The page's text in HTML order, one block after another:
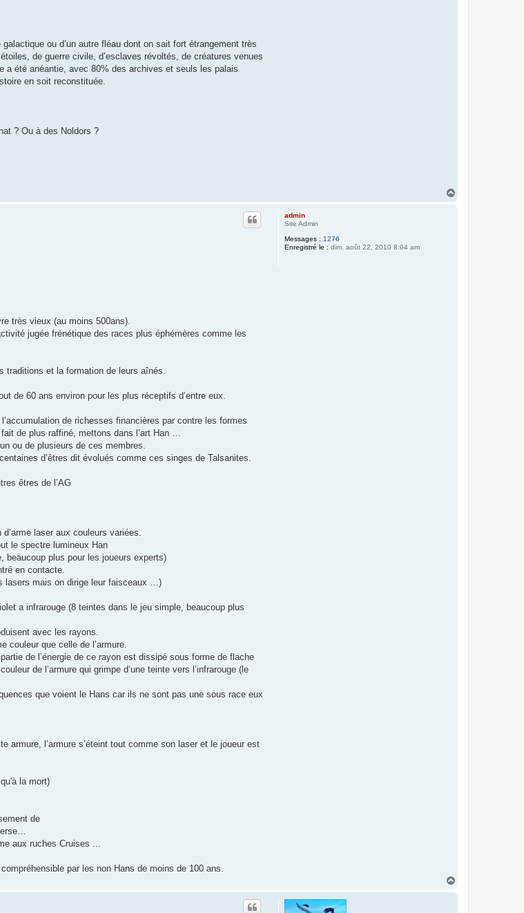
ou d’un autre fléau dont on sait fort étrangement très
de guerre civile, d’esclaves révoltés, de créatures venues
a été anéantie, avec 80% des archives et seuls les palais
en soit reconstituée.
? Ou à des Noldors ?
admin
Site Admin
Messages : 1276
Enregistré le : dim. août 22, 2010 8:04 am
très vieux (au moins 500ans).
jugée frénétique des races plus éphémères comme les
traditions et la formation de leurs aînés.
de 60 ans environ pour les plus réceptifs d’entre eux.
de richesses financières par contre les formes
de plus raffiné, mettons dans l’art Han …
ou de plusieurs de ces membres.
d’êtres dit évolués comme ces singes de Talsanites.
êtres de l’AG
d’arme laser aux couleurs variées.
le spectre lumineux Han
beaucoup plus pour les joueurs experts)
en contacte.
lasers mais on dirige leur faisceaux …)
a infrarouge (8 teintes dans le jeu simple, beaucoup plus
avec les rayons.
couleur que celle de l’armure.
de l’énergie de ce rayon est dissipé sous forme de flache
de l’armure qui grimpe d’une teinte vers l’infrarouge (le
que voient le Hans car ils ne sont pas une sous race eux
armure, l’armure s’éteint tout comme son laser et le joueur est
la mort)
de
aux ruches Cruises ...
par les non Hans de moins de 100 ans.